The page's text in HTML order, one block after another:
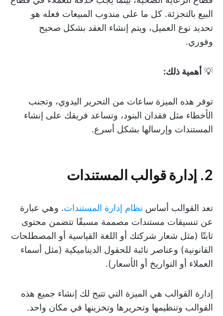
البيع بالتجزئة. كل ما على مندوب المبيعات فعله هو
تحديد نوع العميل، ويتم إنشاء العقد بشكل صحيح
وفوري.
💡 أهمية ذلك:
توفر هذه الميزة ساعات من التحرير اليدوي، وتجنب
الأخطاء مثل فقدان البنود، وتساعد فريقك على إنشاء
المستندات وإرسالها بشكل أسرع.
2. إدارة قوالب المستندات
تعد القوالب أساس نظام إدارة المستندات. وهي عبارة
عن تنسيقات مستندات مصممة مسبقًا تتضمن محتوى
ثابتًا (مثل شعار شركتك أو اللغة القياسية أو المصطلحات
القانونية) وعناصر نائبة للحقول الديناميكية (مثل أسماء
العملاء أو التواريخ أو الأسعار).
إدارة القوالب هي الميزة التي تتيح لك إنشاء جميع هذه
القوالب وتنظيمها وتحريرها وتخزينها في مكان واحد.